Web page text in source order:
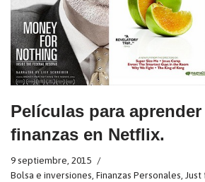
Películas para
finanzas en Netflix.
9 septiembre, 2015
Bolsa e inversiones, Finanzas Personales, Just